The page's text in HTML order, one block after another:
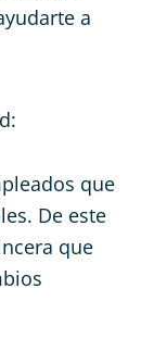
a
que
De este
que